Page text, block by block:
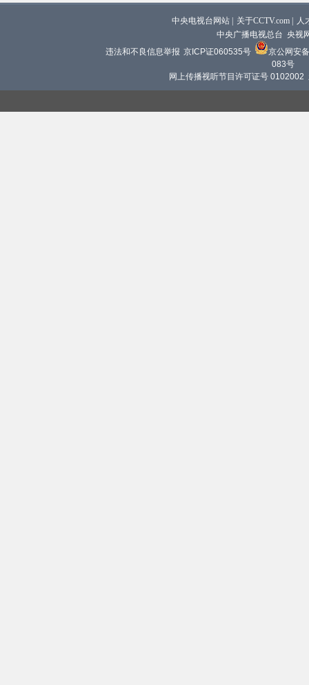
中央电视台网站 关于CCTV.com
人
中央广播电视总台 央视
违法和不良信息举报 京ICP证060535号
京公网安
083号
网上传播视听节目许可证号